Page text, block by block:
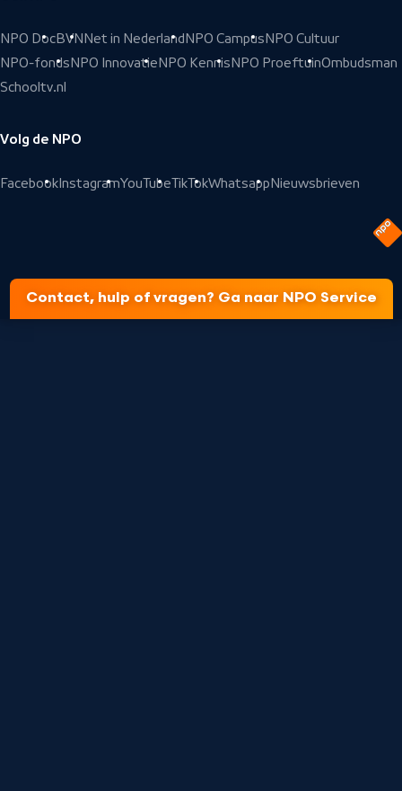
NPO DocBVN Net in Nederland NPO Campus NPO Cultuur
NPO-fonds NPO Innovatie NPO Kennis NPO ProeftuinOmbudsman
Schooltv.nl
Volg de NPO
Facebook InstagramYouTubeTikTokWhatsapp Nieuwsbrieven
Contact, hulp of vragen? Ga naar NPO Service